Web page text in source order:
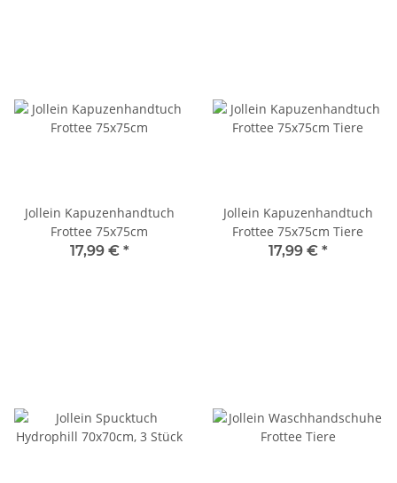
Jollein Kapuzenhandtuch
Frottee 75x75cm
17,99 € *
Jollein Kapuzenhandtuch
Frottee 75x75cm Tiere
17,99 € *